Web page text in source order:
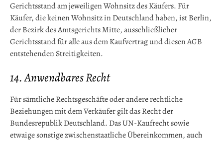
Gerichtsstand am jeweiligen Wohnsitz des Käufers. Für
Käufer, die keinen Wohnsitz in Deutschland haben, ist Berlin,
der Bezirk des Amtsgerichts Mitte, ausschließlicher
Gerichtsstand für alle aus dem Kaufvertrag und diesen AGB
entstehenden Streitigkeiten.
14. Anwendbares Recht
Für sämtliche Rechtsgeschäfte oder andere rechtliche
Beziehungen mit dem Verkäufer gilt das Recht der
Bundesrepublik Deutschland. Das UN-Kaufrecht sowie
etwaige sonstige zwischenstaatliche Übereinkommen, auch